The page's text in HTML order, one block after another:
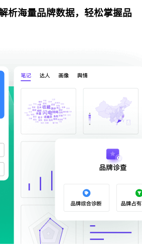
析海量品牌数据，轻松掌握品